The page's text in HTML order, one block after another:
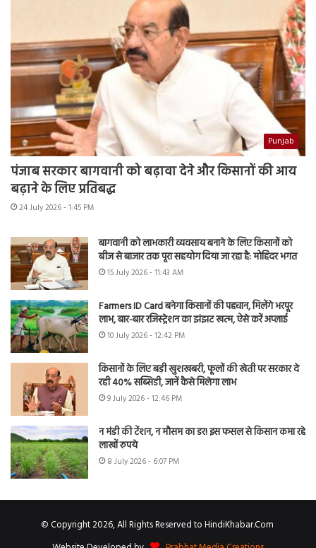
Punjab
पंजाब सरकार बागवानी को बढ़ावा देने और किसानों की आय
बढ़ाने के लिए प्रतिबद्ध
24 July 2026 - 1:45 PM
बागवानी को लाभकारी व्यवसाय बनाने के लिए किसानों को
बीज से बाजार तक पूरा सहयोग दिया जा रहा है: मोहिंदर भगत
15 July 2026 - 11:43 AM
Farmers ID Card बनेगा किसानों की पहचान, मिलेंगे भरपूर
लाभ, बार-बार रजिस्ट्रेशन का झंझट खत्म, ऐसे करें अप्लाई
10 July 2026 - 12:42 PM
किसानों के लिए बड़ी खुशखबरी, फूलों की खेती पर सरकार दे
रही 40% सब्सिडी, जानें कैसे मिलेगा लाभ
9 July 2026 - 12:46 PM
न मंडी की टेंशन, न मौसम का डर! इस फसल से किसान कमा रहे
लाखों रुपये
8 July 2026 - 6:07 PM
© Copyright 2026, All Rights Reserved to HindiKhabar.Com